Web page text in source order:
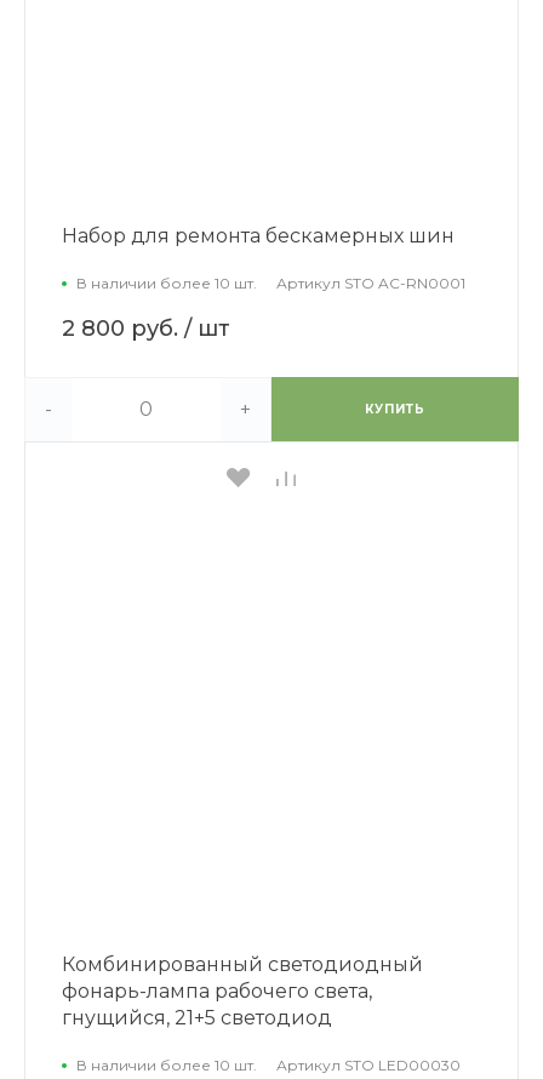
Набор для ремонта бескамерных шин
В наличии более 10 шт. Артикул STO AC-RN0001
2 800 руб. / шт
- + КУПИТЬ
Комбинированный светодиодный
фонарь-лампа рабочего света,
гнущийся, 21+5 светодиод
В наличии более 10 шт. Артикул STO LED00030